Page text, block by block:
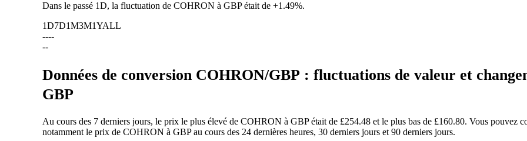
Dans le passé 1D, la fluctuation de COHRON à GBP était de +1.49%.
1D7D1M3M1YALL
----
--
Données de conversion COHRON/GBP : fluctuations de valeur et
GBP
Au cours des 7 derniers jours, le prix le plus élevé de COHRON à GBP était de £254.48 et le plus bas de £160.80. Vous pouvez
notamment le prix de COHRON à GBP au cours des 24 dernières heures, 30 derniers jours et 90 derniers jours.